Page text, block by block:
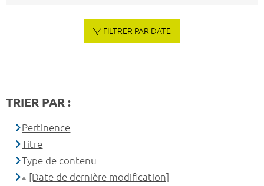
FILTRER PAR DATE
TRIER PAR :
Pertinence
Titre
Type de contenu
[Date de dernière modification]